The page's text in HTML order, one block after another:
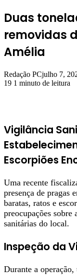
Duas
removidas
Amélia
Redação PCjulho 7,
19 1 minuto de leitura
Vigilância
Escorpiões
Uma recente
presença de pragas
baratas, ratos e
preocupações sobre
sanitárias do local.
Inspeção da
Durante a